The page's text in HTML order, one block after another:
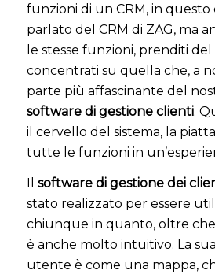
funzioni di un CRM, in questo
parlato del CRM di ZAG, ma
le stesse funzioni, prenditi
concentrati su quella che, a
parte più affascinante del
software di gestione clienti.
il cervello del sistema, la
tutte le funzioni in
software di gestione dei
stato realizzato per essere
chiunque in quanto, oltre
è anche molto intuitivo. La
utente è come una mappa,